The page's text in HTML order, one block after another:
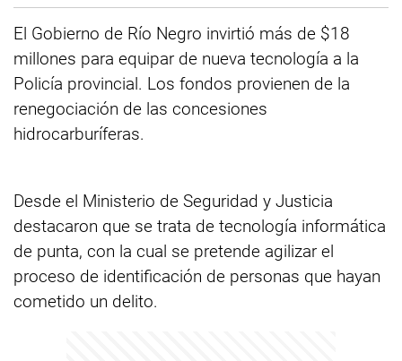
El Gobierno de Río Negro invirtió más de $18
millones para equipar de nueva tecnología a la
Policía provincial. Los fondos provienen de la
renegociación de las concesiones
hidrocarburíferas.
Desde el Ministerio de Seguridad y Justicia
destacaron que se trata de tecnología informática
de punta, con la cual se pretende agilizar el
proceso de identificación de personas que hayan
cometido un delito.